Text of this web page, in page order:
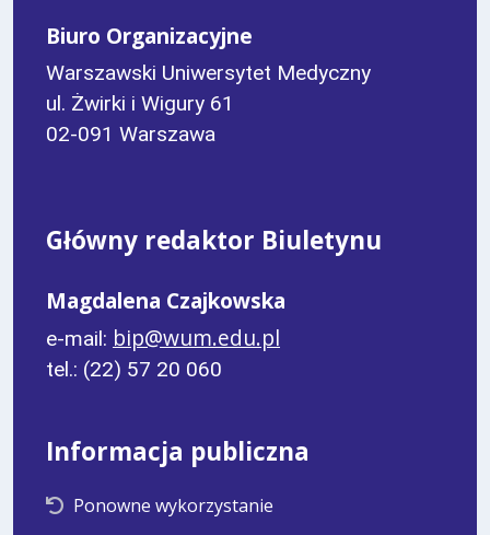
Biuro Organizacyjne
Warszawski Uniwersytet Medyczny
ul. Żwirki i Wigury 61
02-091 Warszawa
Główny redaktor Biuletynu
Magdalena Czajkowska
e-mail: bip@wum.edu.pl
tel.: (22) 57 20 060
Informacja publiczna
Ponowne wykorzystanie